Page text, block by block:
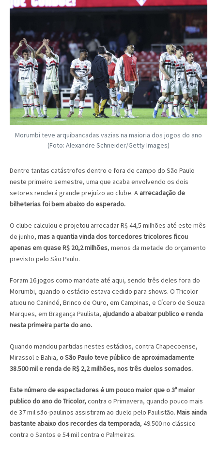
Morumbi teve arquibancadas vazias na maioria dos jogos do ano
(Foto: Alexandre Schneider/Getty Images)
Dentre tantas catástrofes dentro e fora de campo do São Paulo
neste primeiro semestre, uma que acaba envolvendo os dois
setores renderá grande prejuízo ao clube. Aarrecadação de
bilheterias foi bem abaixo do esperado.
O clube calculou e projetou arrecadar R$ 44,5 milhões até este mês
de junho, mas a quantia vinda dos torcedores tricolores ficou
apenas em quase R$ 20,2 milhões, menos da metade do orçamento
previsto pelo São Paulo.
Foram 16 jogos como mandate até aqui, sendo três deles fora do
Morumbi, quando o estádio estava cedido para shows. O Tricolor
atuou no Canindé, Brinco de Ouro, em Campinas, e Cícero de Souza
Marques, em Bragança Paulista, ajudando a abaixar publico e renda
nesta primeira parte do ano.
Quando mandou partidas nestes estádios, contra Chapecoense,
Mirassol e Bahia, o São Paulo teve público de aproximadamente
38.500 mil e renda de R$ 2,2 milhões, nos três duelos somados.
Este número de espectadores é um pouco maior que o 3º maior
publico do ano do Tricolor,contra o Primavera, quando pouco mais
de 37 mil são-paulinos assistiram ao duelo pelo Paulistão. Mais ainda
bastante abaixo dos recordes da temporada, 49.500 no clássico
contra o Santos e 54 mil contra o Palmeiras.